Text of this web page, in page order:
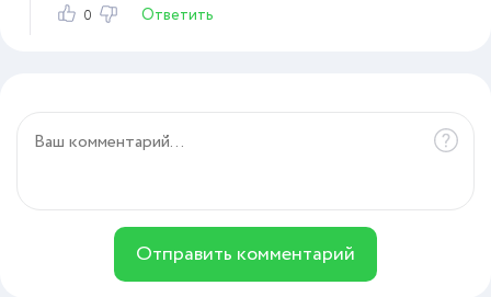
0 Ответить
Отправить комментарий